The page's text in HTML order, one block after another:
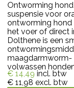
Ontworming
suspensie voor
ontworming hond
het voer of direct
Dolthene is een
maagdarmworm-
volwassen
€ 14,49 incl. btw
€ 11,98 excl. btw